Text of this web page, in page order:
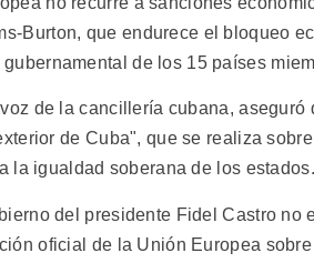
Burton, que endurece el bloqueo
de los 15 países
de la cancillería cubana,
de Cuba", que se realiza
la igualdad soberana de los estados.
del presidente Fidel Castro no
oficial de la Unión Europea